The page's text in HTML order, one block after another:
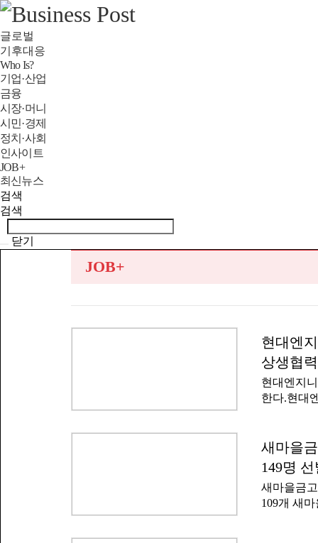
글로벌
기후대응
Who Is?
기업·산업
금융
시장·머니
시민·경제
정치·사회
인사이트
JOB+
최신뉴스
검색
검색
닫기
JOB+
현대엔
상생협
현대엔지
한다.현대
공제는 현
상생협력
기간 근무
마련됐다.
력에게 성
새마을
149명 선
새마을금
109개 새